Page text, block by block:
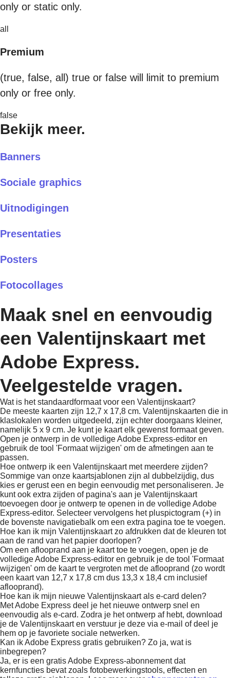
only or static only.
all
Premium
(true, false, all) true or false will limit to premium
only or free only.
false
Bekijk meer.
Banners
Sociale graphics
Uitnodigingen
Presentaties
Posters
Fotocollages
Maak snel en eenvoudig
een Valentijnskaart met
Adobe Express.
Veelgestelde vragen.
Wat is het standaardformaat voor een Valentijnskaart?
De meeste kaarten zijn 12,7 x 17,8 cm. Valentijnskaarten die in
klaslokalen worden uitgedeeld, zijn echter doorgaans kleiner,
namelijk 5 x 9 cm. Je kunt je kaart elk gewenst formaat geven.
Open je ontwerp in de volledige Adobe Express-editor en
gebruik de tool 'Formaat wijzigen' om de afmetingen aan te
passen.
Hoe ontwerp ik een Valentijnskaart met meerdere zijden?
Sommige van onze kaartsjablonen zijn al dubbelzijdig, dus
kies er gerust een en begin eenvoudig met personaliseren. Je
kunt ook extra zijden of pagina's aan je Valentijnskaart
toevoegen door je ontwerp te openen in de volledige Adobe
Express-editor. Selecteer vervolgens het pluspictogram (+) in
de bovenste navigatiebalk om een extra pagina toe te voegen.
Hoe kan ik mijn Valentijnskaart zo afdrukken dat de kleuren tot
aan de rand van het papier doorlopen?
Om een aflooprand aan je kaart toe te voegen, open je de
volledige Adobe Express-editor en gebruik je de tool 'Formaat
wijzigen' om de kaart te vergroten met de aflooprand (zo wordt
een kaart van 12,7 x 17,8 cm dus 13,3 x 18,4 cm inclusief
aflooprand).
Hoe kan ik mijn nieuwe Valentijnskaart als e-card delen?
Met Adobe Express deel je het nieuwe ontwerp snel en
eenvoudig als e-card. Zodra je het ontwerp af hebt, download
je de Valentijnskaart en verstuur je deze via e-mail of deel je
hem op je favoriete sociale netwerken.
Kan ik Adobe Express gratis gebruiken? Zo ja, wat is
inbegrepen?
Ja, er is een gratis Adobe Express-abonnement dat
kernfuncties bevat zoals fotobewerkingstools, effecten en